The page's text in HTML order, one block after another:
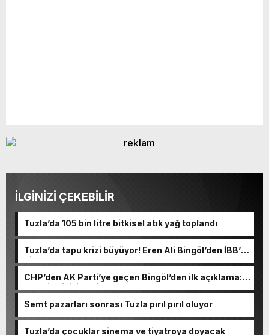
İLGİNİZİ ÇEKEBİLİR
Tuzla’da 105 bin litre bitkisel atık yağ toplandı
Tuzla’da tapu krizi büyüyor! Eren Ali Bingöl’den İBB’ye
dikkat çeken sorular
CHP’den AK Parti’ye geçen Bingöl’den ilk açıklama:
“50 bin kişiyi evsiz bırakamazdım”
Semt pazarları sonrası Tuzla pırıl pırıl oluyor
Tuzla’da çocuklar sinema ve tiyatroya doyacak